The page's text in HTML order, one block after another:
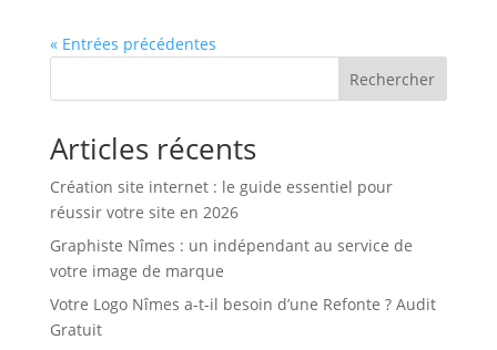
« Entrées précédentes
Rechercher
Articles récents
Création site internet : le guide essentiel pour
réussir votre site en 2026
Graphiste Nîmes : un indépendant au service de
votre image de marque
Votre Logo Nîmes a-t-il besoin d’une Refonte ? Audit
Gratuit